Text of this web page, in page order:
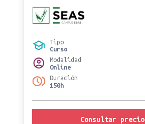
Tipo
Curso
Modalidad
Online
Duración
150h
Consultar precio